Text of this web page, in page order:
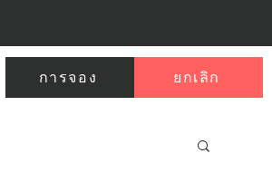
การจอง ยกเลิก